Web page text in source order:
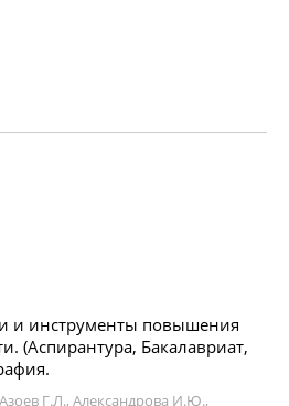
и инструменты повышения
(Аспирантура, Бакалавриат,
Г.Л., Александрова И.Ю.,